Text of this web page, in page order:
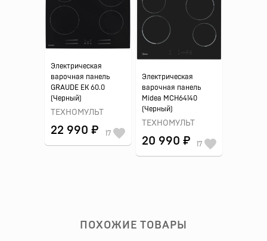
Электрическая
варочная панель
GRAUDE EK 60.0
(Черный)
ТЕХНОМУЛЬТ
22 990 ₽ 17
Электрическая
варочная панель
Midea MCH64140
(Черный)
ТЕХНОМУЛЬТ
20 990 ₽ 17
ПОХОЖИЕ ТОВАРЫ